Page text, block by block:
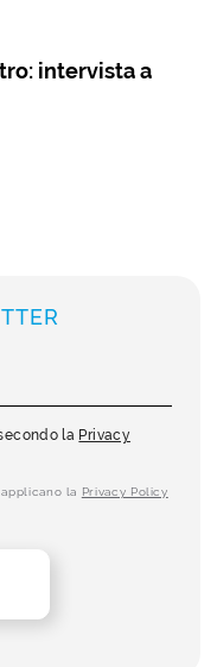
intervista a
la Privacy
la Privacy Policy